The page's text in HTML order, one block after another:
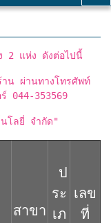
2 แห่ง ดังต่อไปนี้
าน ผ่านทางโทรศัพท์
044-353569
โลยี่ จำกัด"
สาขา
ป
ระ
เภ
เลข
ที่